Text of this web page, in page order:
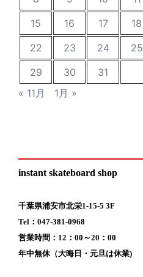
15
16 17 18
22
23 24 25
29
30
31
« 11月
1月 »
instant skateboard shop
千葉県浦安市北栄1-15-5 3F
Tel：047-381-0968
営業時間：12：00～20：00
年中無休（大晦日・元旦は休業)